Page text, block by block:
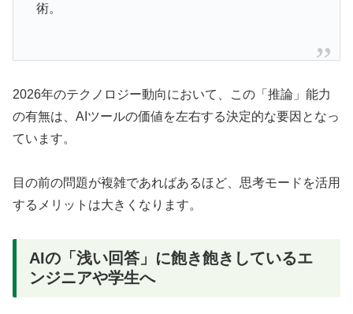
術。
2026年のテクノロジー動向において、この「推論」能力
の有無は、AIツールの価値を左右する決定的な要因となっ
ています。
目の前の問題が複雑であればあるほど、思考モードを活用
するメリットは大きくなります。
AIの「浅い回答」に飽き飽きしているエ
ンジニアや学生へ